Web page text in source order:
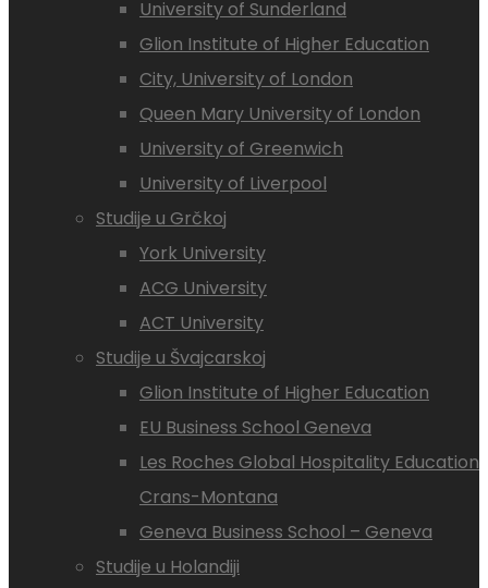
University of Sunderland
Glion Institute of Higher Education
City, University of London
Queen Mary University of London
University of Greenwich
University of Liverpool
Studije u Grčkoj
York University
ACG University
ACT University
Studije u Švajcarskoj
Glion Institute of Higher Education
EU Business School Geneva
Les Roches Global Hospitality Education
Crans-Montana
Geneva Business School – Geneva
Studije u Holandiji